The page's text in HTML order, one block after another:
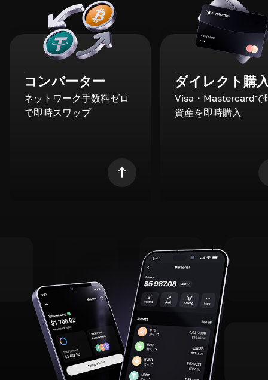
コンバーター
ネットワーク手数料ゼロ
で即時スワップ
ダイレクト購
Visa・Mastercardで
資産を即時購入